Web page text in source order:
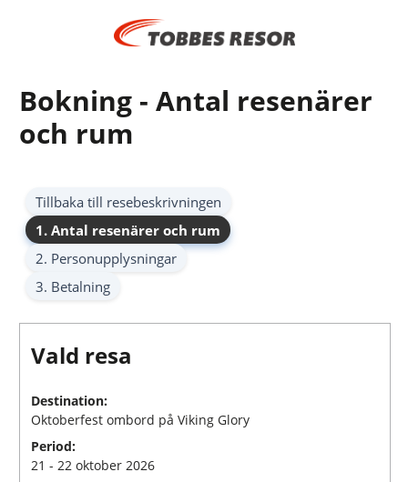
Bokning - Antal resenärer
och rum
Tillbaka till resebeskrivningen
1. Antal resenärer och rum
2. Personupplysningar
3. Betalning
Vald resa
Destination:
Oktoberfest ombord på Viking Glory
Period:
21 - 22 oktober 2026